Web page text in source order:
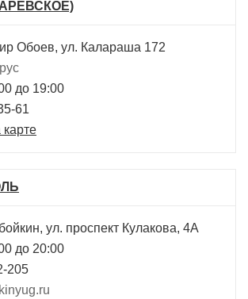
Обоев, ул. Калараша 172
до 19:00
61
карте
ул. проспект Кулакова, 4А
до 20:00
205